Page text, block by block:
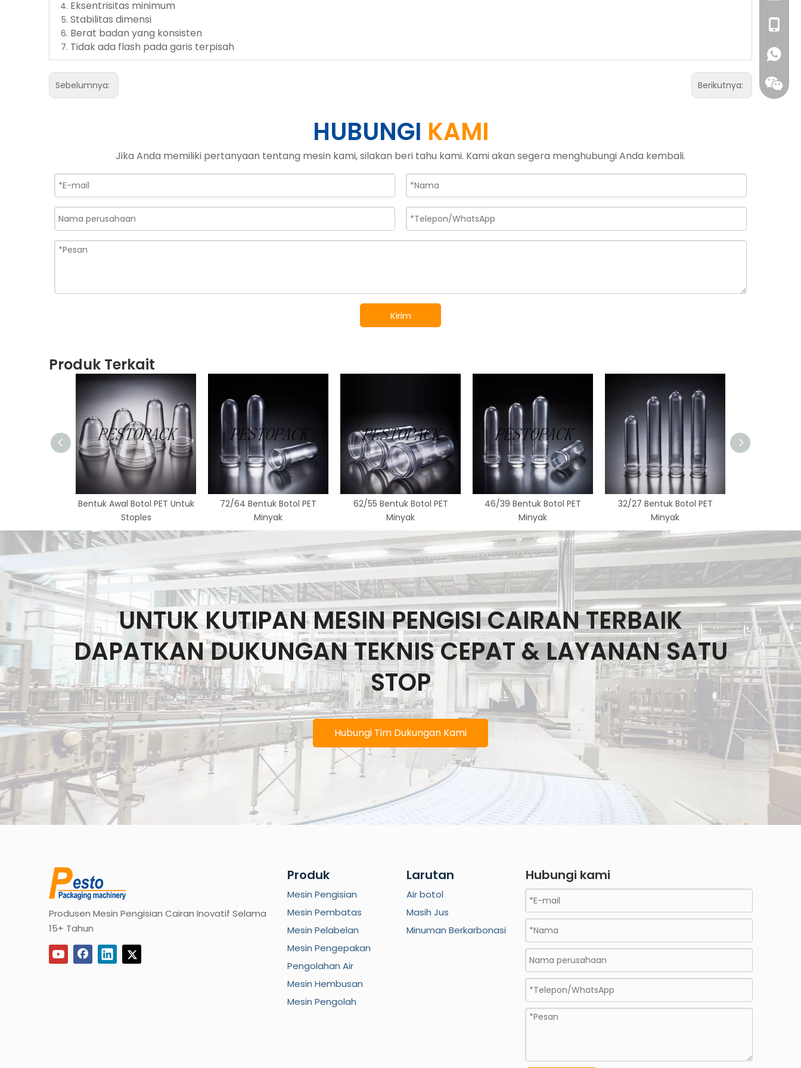
Eksentrisitas minimum
Stabilitas dimensi
Berat badan yang konsisten
Tidak ada flash pada garis terpisah
Sebelumnya: Berikutnya:
HUBUNGI KAMI
Jika Anda memiliki pertanyaan tentang mesin kami, silakan beri tahu kami. Kami akan segera menghubungi Anda kembali.
Kirim
Produk Terkait
Bentuk Awal Botol PET Untuk
Stoples
72/64 Bentuk Botol PET
Minyak
62/55 Bentuk Botol PET
Minyak
46/39 Bentuk Botol PET
Minyak
32/27 Bentuk Botol PET
Minyak
UNTUK KUTIPAN MESIN PENGISI CAIRAN TERBAIK
DAPATKAN DUKUNGAN TEKNIS CEPAT & LAYANAN SATU
STOP
Hubungi Tim Dukungan Kami
Produsen Mesin Pengisian Cairan Inovatif Selama
15+ Tahun
Produk
Mesin Pengisian
Mesin Pembatas
Mesin Pelabelan
Mesin Pengepakan
Pengolahan Air
Mesin Hembusan
Mesin Pengolah
Larutan
Air botol
Masih Jus
Minuman Berkarbonasi
Hubungi kami